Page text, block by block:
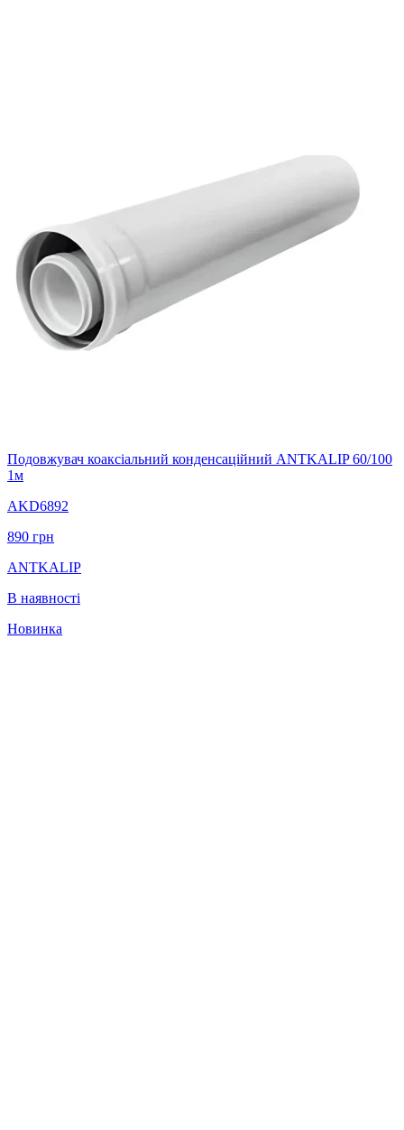
Подовжувач коаксіальний конденсаційний ANTKALIP 60/100
1м
AKD6892
890 грн
ANTKALIP
В наявності
Новинка